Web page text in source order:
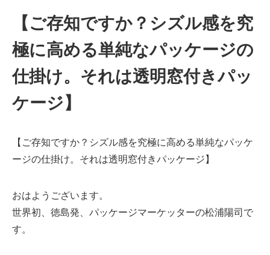
【ご存知ですか？シズル感を究
極に高める単純なパッケージの
仕掛け。それは透明窓付きパッ
ケージ】
【ご存知ですか？シズル感を究極に高める単純なパッケ
ージの仕掛け。それは透明窓付きパッケージ】
おはようございます。
世界初、徳島発、パッケージマーケッターの松浦陽司で
す。